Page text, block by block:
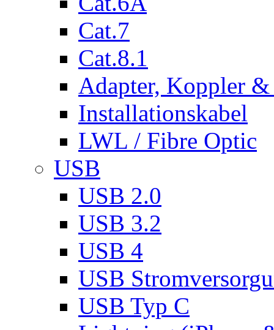
Cat.7
Cat.8.1
Adapter, Koppler &
Installationskabel
LWL / Fibre Optic
USB
USB 2.0
USB 3.2
USB 4
USB
USB Typ C